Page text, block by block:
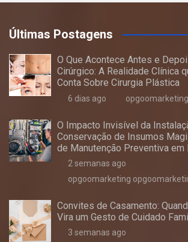
Últimas Postagens
O Que Acontece Antes e
Cirúrgico: A Realidade Clínica
Conta Sobre Cirurgia Plástica
6 dias ago
O Impacto Invisível da
Conservação de Insumos
de Manutenção Preventiva
2 semanas ago
opgoomarketing
Convites de Casamento:
Vira um Gesto de Cuidado
3 semanas ago